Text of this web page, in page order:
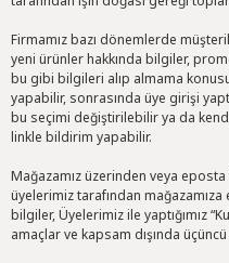
Firmamız bazı dönemlerde
yeni ürünler hakkında bilgiler,
bu gibi bilgileri alıp almama
yapabilir, sonrasında üye girişi
bu seçimi değiştirilebilir ya da
linkle bildirim yapabilir.
Mağazamız üzerinden veya
üyelerimiz tarafından
bilgiler, Üyelerimiz ile yaptığımız
amaçlar ve kapsam dışında